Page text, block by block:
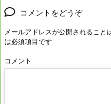
コメントをどうぞ
メールアドレスが公開されること
は必須項目です
コメント